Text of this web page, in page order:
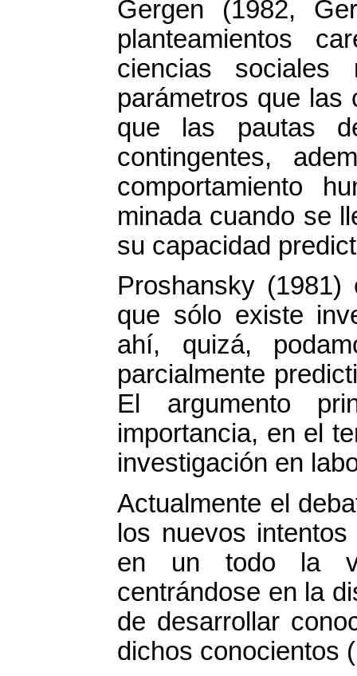
Gergen (1982,
planteamientos
ciencias
parámetros que las
que las pautas
contingentes,
comportamiento
minada cuando se
su capacidad
Proshansky
que sólo existe
ahí, quizá,
parcialmente
El argumento
importancia, en el
investigación en
Actualmente el
los nuevos
en un todo la
centrándose en la
de desarrollar
dichos conocientos